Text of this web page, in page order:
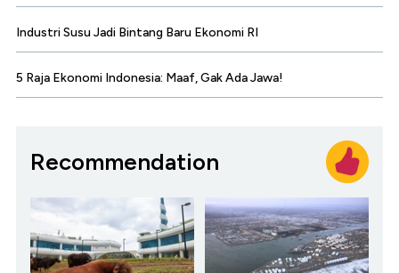
Industri Susu Jadi Bintang Baru Ekonomi RI
5 Raja Ekonomi Indonesia: Maaf, Gak Ada Jawa!
Recommendation